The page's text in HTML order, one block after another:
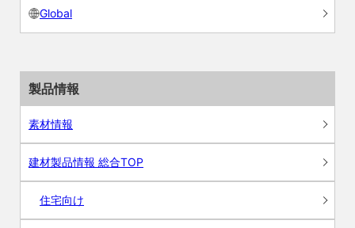
Global
製品情報
素材情報
建材製品情報 総合TOP
住宅向け